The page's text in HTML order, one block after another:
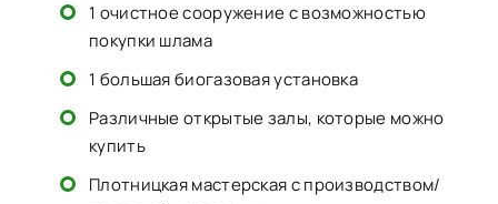
1 очистное сооружение с возможностью
покупки шлама
1 большая биогазовая установка
Различные открытые залы, которые можно
купить
Плотницкая мастерская с производством/